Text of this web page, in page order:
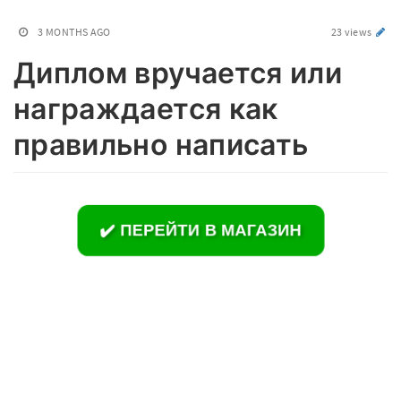
3 MONTHS AGO 23 views
Диплом вручается или
награждается как
правильно написать
✔️ ПЕРЕЙТИ В МАГАЗИН